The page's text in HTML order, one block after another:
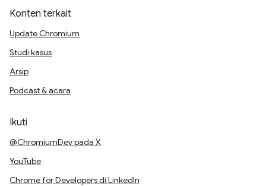
Konten terkait
Update Chromium
Studi kasus
Arsip
Podcast & acara
Ikuti
@ChromiumDev pada X
YouTube
Chrome for Developers di LinkedIn